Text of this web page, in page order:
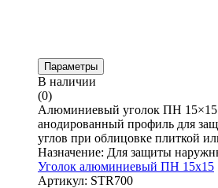
Параметры
В наличии
(0)
Алюминиевый уголок ПН
анодированный профиль для
углов при облицовке плиткой
Назначение: Для защиты
Уголок алюминиевый ПН 15х15
Артикул: STR700